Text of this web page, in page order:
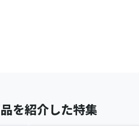
を紹介した特集